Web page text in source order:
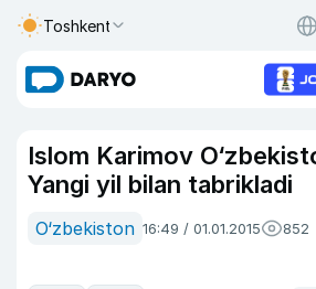
Toshkent
Islom Karimov
Yangi yil bilan tabrikladi
O‘zbekiston 16:49 / 01.01.2015 852